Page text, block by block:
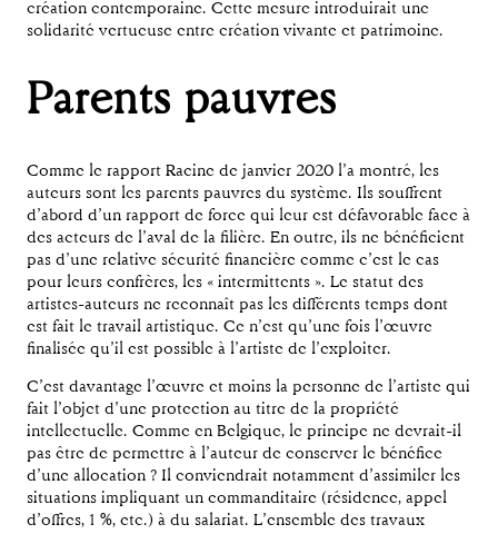
création contemporaine. Cette mesure introduirait une
solidarité vertueuse entre création vivante et patrimoine.
Parents pauvres
Comme le rapport Racine de janvier 2020 l’a montré, les
auteurs sont les parents pauvres du système. Ils souffrent
d’abord d’un rapport de force qui leur est défavorable face à
des acteurs de l’aval de la filière. En outre, ils ne bénéficient
pas d’une relative sécurité financière comme c’est le cas
pour leurs confrères, les « intermittents ». Le statut des
artistes-auteurs ne reconnaît pas les différents temps dont
est fait le travail artistique. Ce n’est qu’une fois l’œuvre
finalisée qu’il est possible à l’artiste de l’exploiter.
C’est davantage l’œuvre et moins la personne de l’artiste qui
fait l’objet d’une protection au titre de la propriété
intellectuelle. Comme en Belgique, le principe ne devrait-il
pas être de permettre à l’auteur de conserver le bénéfice
d’une allocation ? Il conviendrait notamment d’assimiler les
situations impliquant un commanditaire (résidence, appel
d’offres, 1 %, etc.) à du salariat. L’ensemble des travaux